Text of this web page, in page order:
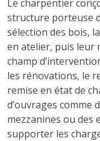
Le charpentier
structure porteuse
sélection des bois,
en atelier, puis leur
champ
les rénovations, le
remise en état de
d’ouvrages comme
mezzanines ou des
supporter les